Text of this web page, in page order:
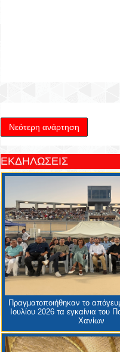
Νεότερη ανάρτηση
ΕΚΔΗΛΩΣΕΙΣ
Πραγματοποιήθηκαν το
Ιουλίου 2026 τα εγκαίνια του
Χανίων